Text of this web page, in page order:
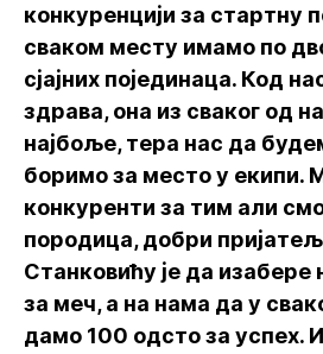
конкуренцији за стартну
сваком месту имамо по
сјајних појединаца. Код
здрава, она из сваког од
најбоље, тера нас да
боримо за место у екипи.
конкуренти за тим али
породица, добри
Станковићу је да изабере
за меч, а на нама да у
дамо 100 одсто за успех.